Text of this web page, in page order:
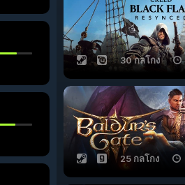
30 กลโกง
25 กลโกง